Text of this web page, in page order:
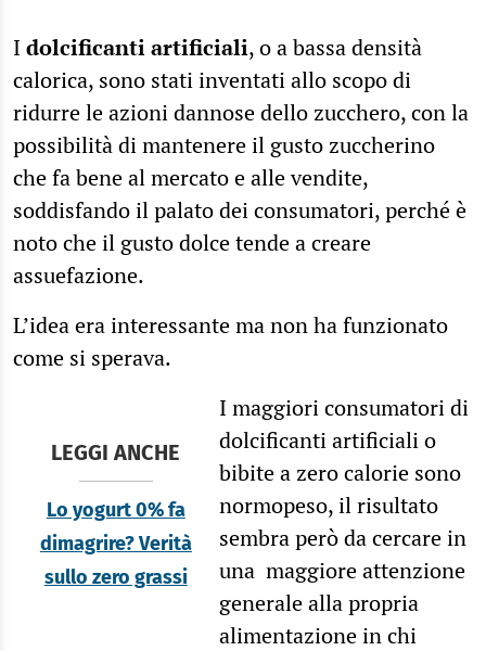
I dolcificanti artificiali, o a bassa densità
calorica, sono stati inventati allo scopo di
ridurre le azioni dannose dello zucchero, con la
possibilità di mantenere il gusto zuccherino
che fa bene al mercato e alle vendite,
soddisfando il palato dei consumatori, perché è
noto che il gusto dolce tende a creare
assuefazione.
L’idea era interessante ma non ha funzionato
come si sperava.
LEGGI ANCHE
Lo yogurt 0% fa
dimagrire? Verità
sullo zero grassi
I maggiori consumatori di
dolcificanti artificiali o
bibite a zero calorie sono
normopeso, il risultato
sembra però da cercare in
una maggiore attenzione
generale alla propria
alimentazione in chi